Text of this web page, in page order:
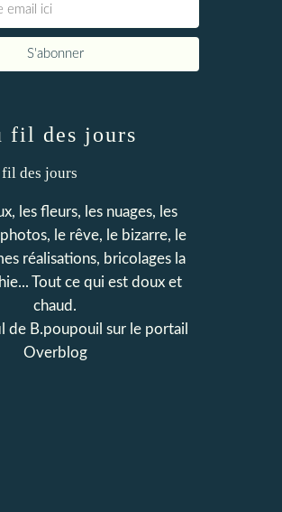
fil des jours
les fleurs, les nuages, les
le rêve, le bizarre, le
réalisations, bricolages la
Tout ce qui est doux et
chaud.
de B.poupouil sur le portail
Overblog